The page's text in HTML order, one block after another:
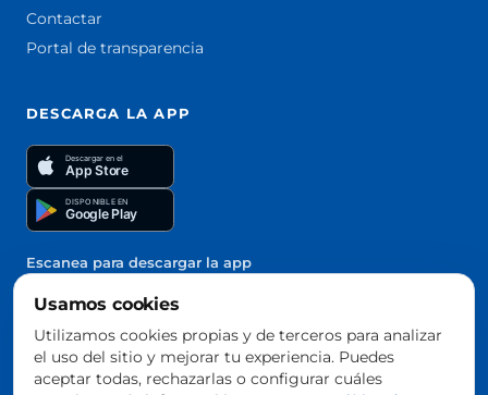
Contactar
Portal de transparencia
DESCARGA LA APP
Descargar en el
App Store
DISPONIBLE EN
Google Play
Escanea para descargar la app
Usamos cookies
Utilizamos cookies propias y de terceros para analizar
el uso del sitio y mejorar tu experiencia. Puedes
aceptar todas, rechazarlas o configurar cuáles